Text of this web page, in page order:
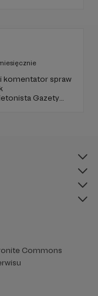
komentator spraw
Gazety
Commons